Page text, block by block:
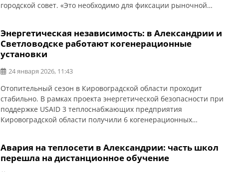
городской совет. «Это необходимо для фиксации рыночной
месяцев после его завершения — 1712,20 гривен за 1 Гкал.
Разницу в […]
Энергетическая независимость: в Александрии и
Светловодске работают когенерационные
установки
24 января 2026, 11:43
Отопительный сезон в Кировоградской области проходит
стабильно. В рамках проекта энергетической безопасности при
поддержке USAID 3 теплоснабжающих предприятия
Кировоградской области получили 6 когенерационных
Александрии, еще несколько – на этапе завершения монтажа и
пусконаладочных работ.
Авария на теплосети в Александрии: часть школ
перешла на дистанционное обучение